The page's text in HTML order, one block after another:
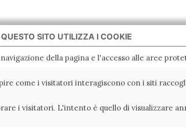
QUESTO SITO UTILIZZA I COOKIE
della pagina e l'accesso alle aree
come i visitatori interagiscono con i siti
i visitatori. L'intento è quello di visualizzare